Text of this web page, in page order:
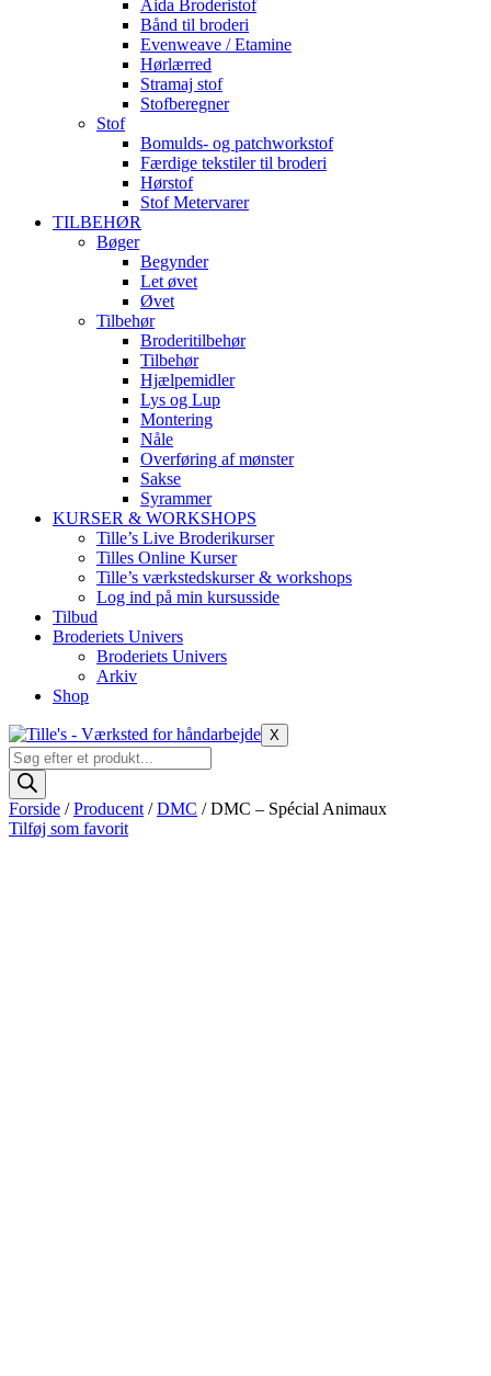
Aida Broderistof
Bånd til broderi
Evenweave / Etamine
Hørlærred
Stramaj stof
Stofberegner
Stof
Bomulds- og patchworkstof
Færdige tekstiler til broderi
Hørstof
Stof Metervarer
TILBEHØR
Bøger
Begynder
Let øvet
Øvet
Tilbehør
Broderitilbehør
Tilbehør
Hjælpemidler
Lys og Lup
Montering
Nåle
Overføring af mønster
Sakse
Syrammer
KURSER & WORKSHOPS
Tille’s Live Broderikurser
Tilles Online Kurser
Tille’s værkstedskurser & workshops
Log ind på min kursusside
Tilbud
Broderiets Univers
Broderiets Univers
Arkiv
Shop
X
Products
search
Forside /Producent /DMC / DMC – Spécial Animaux
Tilføj som favorit